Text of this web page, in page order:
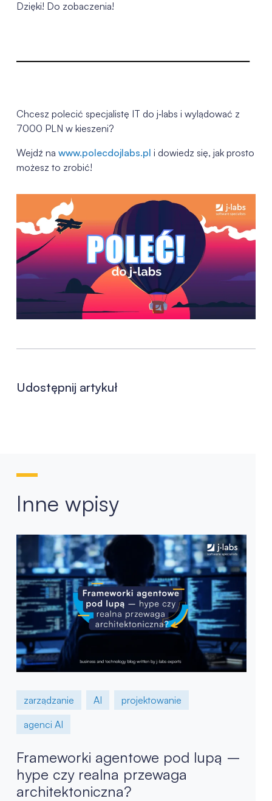
Dzięki! Do zobaczenia!
Chcesz polecić specjalistę IT do j‑labs i wylądować z
7000 PLN w kieszeni?
Wejdź na www.polecdojlabs.pl i dowiedz się, jak prosto
możesz to zrobić!
Udostępnij artykuł
Inne wpisy
zarządzanie AI
projektowanie
agenci AI
Frameworki agentowe pod lupą –
hype czy realna przewaga
architektoniczna?